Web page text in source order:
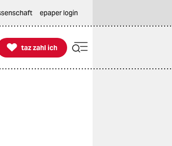
epaper login

taz zahl ich
taz zahl ich